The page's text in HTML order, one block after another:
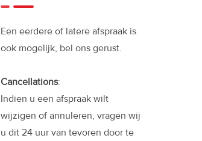
Een eerdere of latere afspraak is
ook mogelijk, bel ons gerust.
Cancellations:
Indien u een afspraak wilt
wijzigen of annuleren, vragen wij
u dit 24 uur van tevoren door te